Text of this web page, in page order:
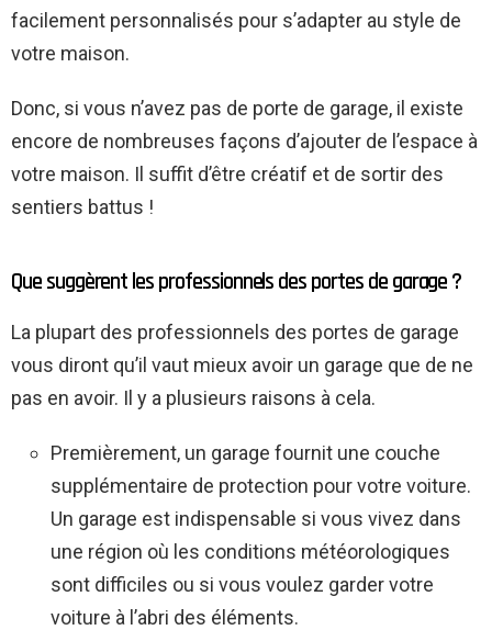
facilement personnalisés pour s’adapter au style de
votre maison.
Donc, si vous n’avez pas de porte de garage, il existe
encore de nombreuses façons d’ajouter de l’espace à
votre maison. Il suffit d’être créatif et de sortir des
sentiers battus !
Que suggèrent les professionnels des portes de garage ?
La plupart des professionnels des portes de garage
vous diront qu’il vaut mieux avoir un garage que de ne
pas en avoir. Il y a plusieurs raisons à cela.
Premièrement, un garage fournit une couche
supplémentaire de protection pour votre voiture.
Un garage est indispensable si vous vivez dans
une région où les conditions météorologiques
sont difficiles ou si vous voulez garder votre
voiture à l’abri des éléments.